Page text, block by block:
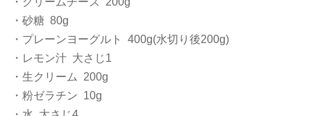
・砂糖 80g
・プレーンヨーグルト 400g(水切り後200g)
・レモン汁 大さじ1
・生クリーム 200g
・粉ゼラチン 10g